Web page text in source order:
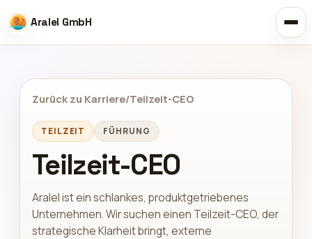
Aralel GmbH
Zurück zu Karriere/Teilzeit-CEO
TEILZEIT FÜHRUNG
Teilzeit-CEO
Aralel ist ein schlankes, produktgetriebenes
Unternehmen. Wir suchen einen Teilzeit-CEO, der
strategische Klarheit bringt, externe